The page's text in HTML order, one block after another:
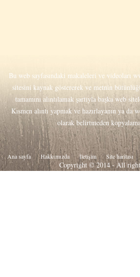
Bu web sayfasındaki makaleleri ve videoları
sitesini kaynak göstererek ve metnin
tamamını alıntılamak şartıyla başka web
Kısmen alıntı yapmak ve hazırlayanın ya da
olarak belirtmeden
Ana sayfa Hakkιmιzda İletişim Site haritası
Copyright © 2014 - All